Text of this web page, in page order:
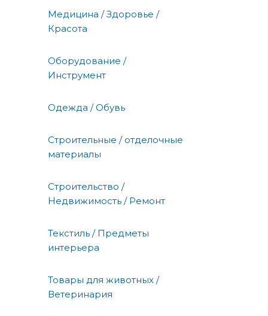
Медицина / Здоровье /
Красота
Оборудование /
Инструмент
Одежда / Обувь
Строительные / отделочные
материалы
Строительство /
Недвижимость / Ремонт
Текстиль / Предметы
интерьера
Товары для животных /
Ветеринария